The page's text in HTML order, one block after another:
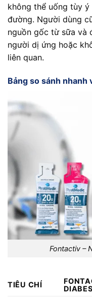
không thể uống tùy
đường. Người dùng
nguồn gốc từ sữa và
người dị ứng hoặc
liên quan.
Bảng so sánh
Fontactiv –
TIÊU CHÍ